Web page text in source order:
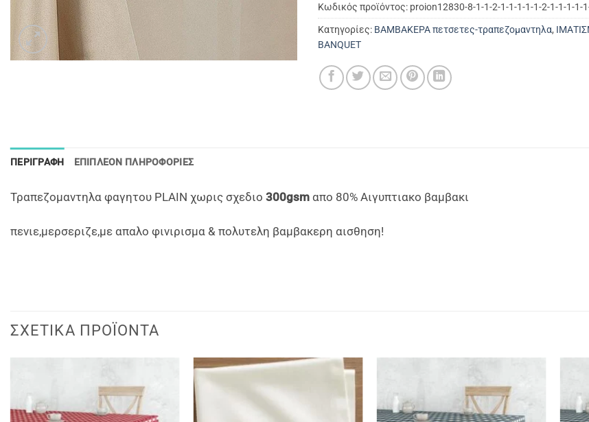
Κωδικός προϊόντος: proion12830-8-1-1-2-1-1-1-1-1-2-1-1-1-1-
Κατηγορίες: ΒΑΜΒΑΚΕΡΑ πετσετες-τραπεζομαντηλα,
BANQUET
ΠΕΡΙΓΡΑΦΉ ΕΠΙΠΛΈΟΝ ΠΛΗΡΟΦΟΡΊΕΣ
Τραπεζομαντηλα φαγητου PLAIN χωρις σχεδιο 300gsm απο 80% Αιγυπτιακο βαμβακι
πενιε,μερσεριζε,με απαλο φινιρισμα & πολυτελη βαμβακερη αισθηση!
ΣΧΕΤΙΚΆ ΠΡΟΪΌΝΤΑ